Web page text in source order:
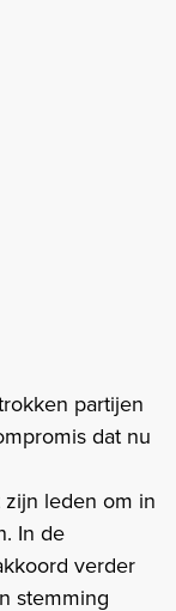
partijen
dat nu
leden om in
In de
verder
stemming